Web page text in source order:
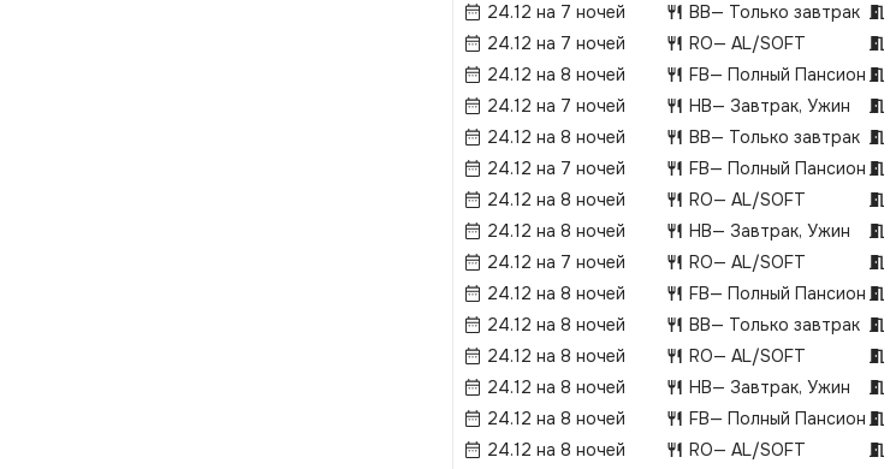
24.12 на 7 ночей
BB— Только завтрак
24.12 на 7 ночей
RO— AL/SOFT
24.12 на 8 ночей
FB— Полный Пансион
24.12 на 7 ночей
HB— Завтрак, Ужин
24.12 на 8 ночей
BB— Только завтрак
24.12 на 7 ночей
FB— Полный Пансион
24.12 на 8 ночей
RO— AL/SOFT
24.12 на 8 ночей
HB— Завтрак, Ужин
24.12 на 7 ночей
RO— AL/SOFT
24.12 на 8 ночей
FB— Полный Пансион
24.12 на 8 ночей
BB— Только завтрак
24.12 на 8 ночей
RO— AL/SOFT
24.12 на 8 ночей
HB— Завтрак, Ужин
24.12 на 8 ночей
FB— Полный Пансион
24.12 на 8 ночей
RO— AL/SOFT